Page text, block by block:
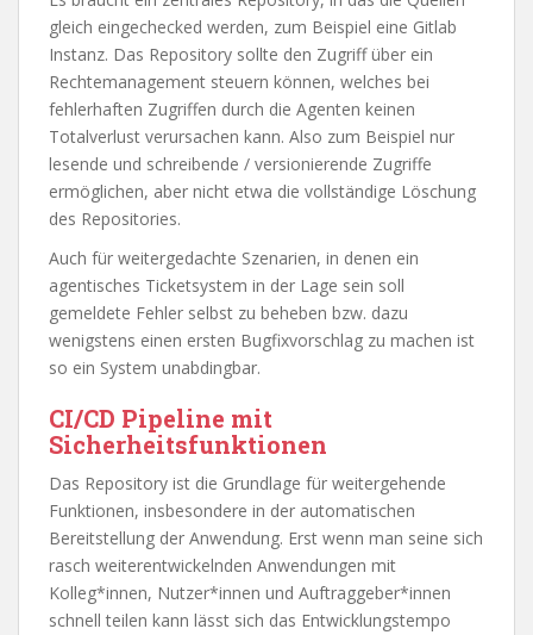
gleich eingechecked werden, zum Beispiel eine Gitlab
Instanz. Das Repository sollte den Zugriff über ein
Rechtemanagement steuern können, welches bei
fehlerhaften Zugriffen durch die Agenten keinen
Totalverlust verursachen kann. Also zum Beispiel nur
lesende und schreibende / versionierende Zugriffe
ermöglichen, aber nicht etwa die vollständige Löschung
des Repositories.
Auch für weitergedachte Szenarien, in denen ein
agentisches Ticketsystem in der Lage sein soll
gemeldete Fehler selbst zu beheben bzw. dazu
wenigstens einen ersten Bugfixvorschlag zu machen ist
so ein System unabdingbar.
CI/CD Pipeline mit
Sicherheitsfunktionen
Das Repository ist die Grundlage für weitergehende
Funktionen, insbesondere in der automatischen
Bereitstellung der Anwendung. Erst wenn man seine sich
rasch weiterentwickelnden Anwendungen mit
Kolleg*innen, Nutzer*innen und Auftraggeber*innen
schnell teilen kann lässt sich das Entwicklungstempo